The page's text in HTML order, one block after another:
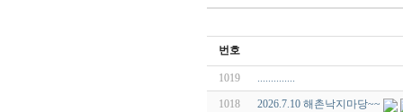
번호
1019 ..............
1018 2026.7.10 해촌낙지마당~~